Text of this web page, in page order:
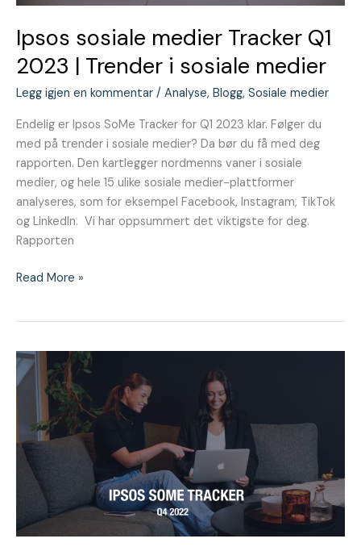
Ipsos sosiale medier Tracker Q1
2023 | Trender i sosiale medier
Legg igjen en kommentar / Analyse, Blogg, Sosiale medier
Endelig er Ipsos SoMe Tracker for Q1 2023 klar. Følger du
med på trender i sosiale medier? Da bør du få med deg
rapporten. Den kartlegger nordmenns vaner i sosiale
medier, og hele 15 ulike sosiale medier-plattformer
analyseres, som for eksempel Facebook, Instagram, TikTok
og LinkedIn. Vi har oppsummert det viktigste for deg.
Rapporten
sosiale
Read More »
Ipsos
Sosiale
medier
Tracker
Q4
2022
trender
sosiale